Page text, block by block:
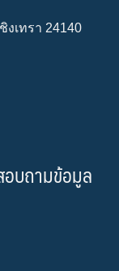
เทรา 24140
อบถามข้อมูล